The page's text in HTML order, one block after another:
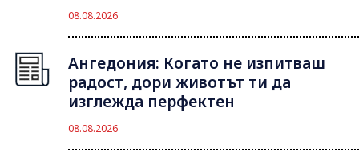
08.08.2026
Ангедония: Когато не изпитваш
радост, дори животът ти да
изглежда перфектен
08.08.2026